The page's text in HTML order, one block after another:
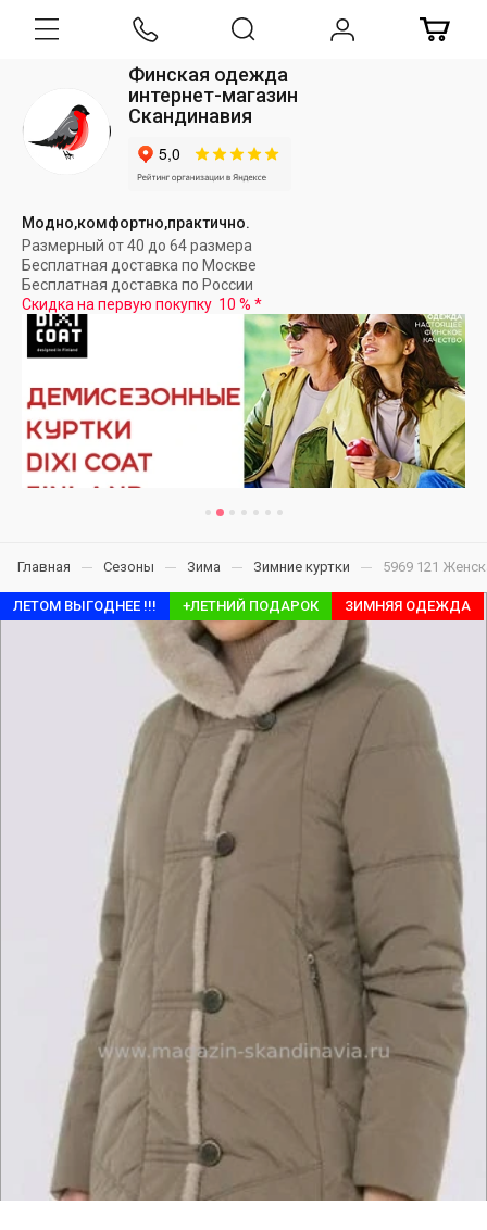
Финская одежда
интернет-магазин
Скандинавия
Модно,комфортно,практично.
Размерный от 40 до 64 размера
Бесплатная доставка по Москве
Бесплатная доставка по России
Скидка на первую покупку 10 % *
Главная Сезоны Зима Зимние куртки 5969 121
ЛЕТОМ ВЫГОДНЕЕ !!! +ЛЕТНИЙ ПОДАРОК ЗИМНЯЯ ОДЕЖДА